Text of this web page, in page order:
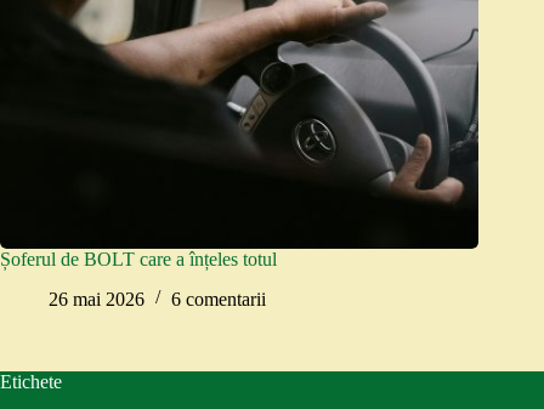
Șoferul de BOLT care a înțeles totul
26 mai 2026
6 comentarii
Etichete